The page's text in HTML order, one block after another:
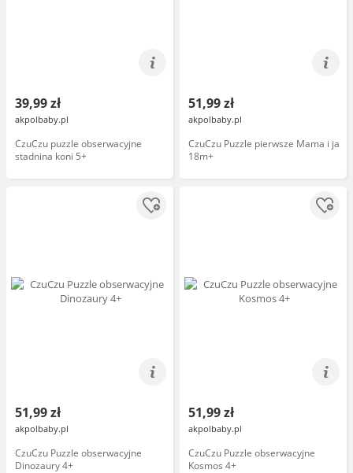
39,99 zł
akpolbaby.pl
CzuCzu puzzle obserwacyjne
stadnina koni 5+
51,99 zł
akpolbaby.pl
CzuCzu Puzzle pierwsze Mama i ja
18m+
51,99 zł
akpolbaby.pl
CzuCzu Puzzle obserwacyjne
Dinozaury 4+
51,99 zł
akpolbaby.pl
CzuCzu Puzzle obserwacyjne
Kosmos 4+